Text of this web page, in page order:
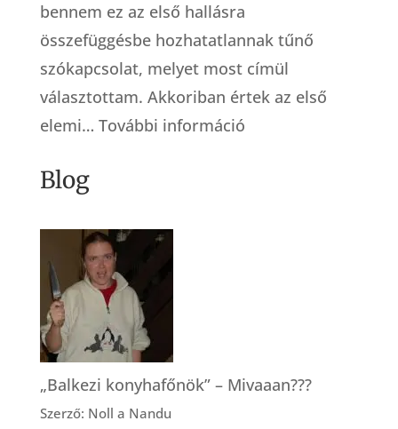
bennem ez az első hallásra
összefüggésbe hozhatatlannak tűnő
szókapcsolat, melyet most címül
választottam. Akkoriban értek az első
elemi… További információ:
Blog
„Balkezi konyhafőnök” – Mivaaan???
Szerző: Noll a Nandu